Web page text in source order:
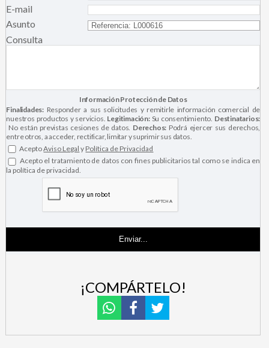
¡COMPÁRTELO!
E-mail
Asunto
Consulta
Información Protección de Datos
Finalidades: Responder a sus solicitudes y remitirle información comercial de
nuestros productos y servicios. Legitimación:Su consentimiento. Destinatarios:
No están previstas cesiones de datos. Derechos: Podrá ejercer sus derechos,
entre otros, a acceder, rectificar, limitar y suprimir sus datos.
AceptoAviso Legal y Política de Privacidad
Acepto el tratamiento de datos con fines publicitarios tal como se indica en
la política de privacidad.